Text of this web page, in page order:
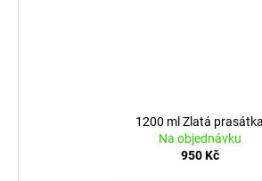
1200 ml Zlatá prasátka
Na objednávku
950 Kč